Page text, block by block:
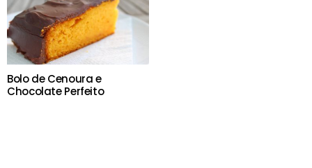
Bolo de Cenoura e
Chocolate Perfeito